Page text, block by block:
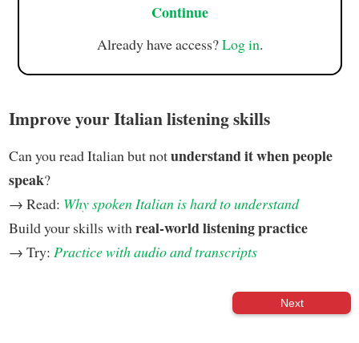
Continue
Already have access?Log in.
Improve your Italian listening skills
Can you read Italian but notunderstand it when people
speak?
→ Read: Why spoken Italian is hard to understand
Build your skills with real-world listening practice
→ Try: Practice with audio and transcripts
Next